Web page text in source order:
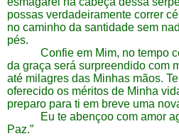
possas verdadeiramente correr
no caminho da santidade sem
pés.
Confie em Mim, no tempo
da graça será surpreendido com
até milagres das Minhas mãos.
oferecido os méritos de Minha
preparo para ti em breve uma
Eu te abençoo com amor
Paz.”